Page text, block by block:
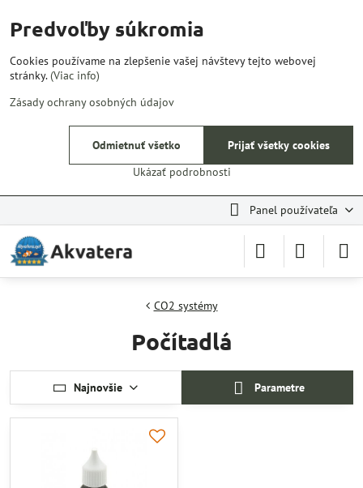
Panel používateľa
CO2 systémy
Počítadlá
Najnovšie Parametre
Predvoľby súkromia
Cookies používame na zlepšenie vašej návštevy tejto webovej
stránky.(Viac info)
Zásady ochrany osobných údajov
Ukázať podrobnosti
Prijať všetky cookies
Odmietnuť všetko